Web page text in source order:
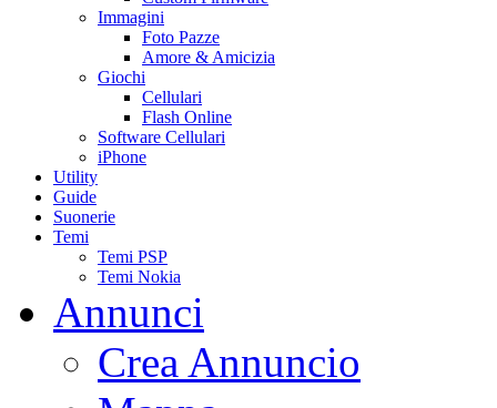
Immagini
Foto Pazze
Amore & Amicizia
Giochi
Cellulari
Flash Online
Software Cellulari
iPhone
Utility
Guide
Suonerie
Temi
Temi PSP
Temi Nokia
Annunci
Crea Annuncio